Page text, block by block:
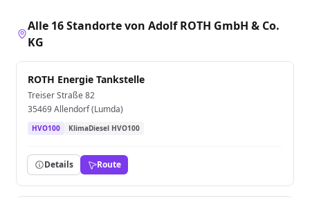
Alle 16 Standorte von Adolf ROTH GmbH & Co.
KG
ROTH Energie Tankstelle
Treiser Straße 82
35469 Allendorf (Lumda)
HVO100 KlimaDiesel HVO100
Details Route